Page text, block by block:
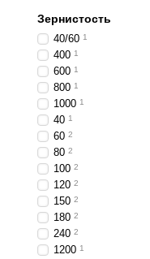
Зернистость
40/60 1
400 1
600 1
800 1
1000 1
40 1
60 2
80 2
100 2
120 2
150 2
180 2
240 2
1200 1